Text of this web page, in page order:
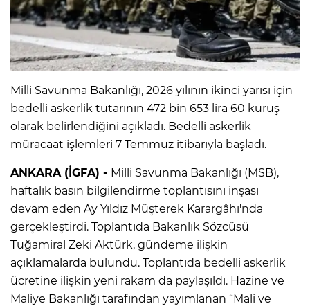
Milli Savunma Bakanlığı, 2026 yılının ikinci yarısı için
bedelli askerlik tutarının 472 bin 653 lira 60 kuruş
olarak belirlendiğini açıkladı. Bedelli askerlik
müracaat işlemleri 7 Temmuz itibarıyla başladı.
ANKARA (İGFA) - Milli Savunma Bakanlığı (MSB),
haftalık basın bilgilendirme toplantısını inşası
devam eden Ay Yıldız Müşterek Karargâhı'nda
gerçekleştirdi. Toplantıda Bakanlık Sözcüsü
Tuğamiral Zeki Aktürk, gündeme ilişkin
açıklamalarda bulundu. Toplantıda bedelli askerlik
ücretine ilişkin yeni rakam da paylaşıldı. Hazine ve
Maliye Bakanlığı tarafından yayımlanan “Mali ve